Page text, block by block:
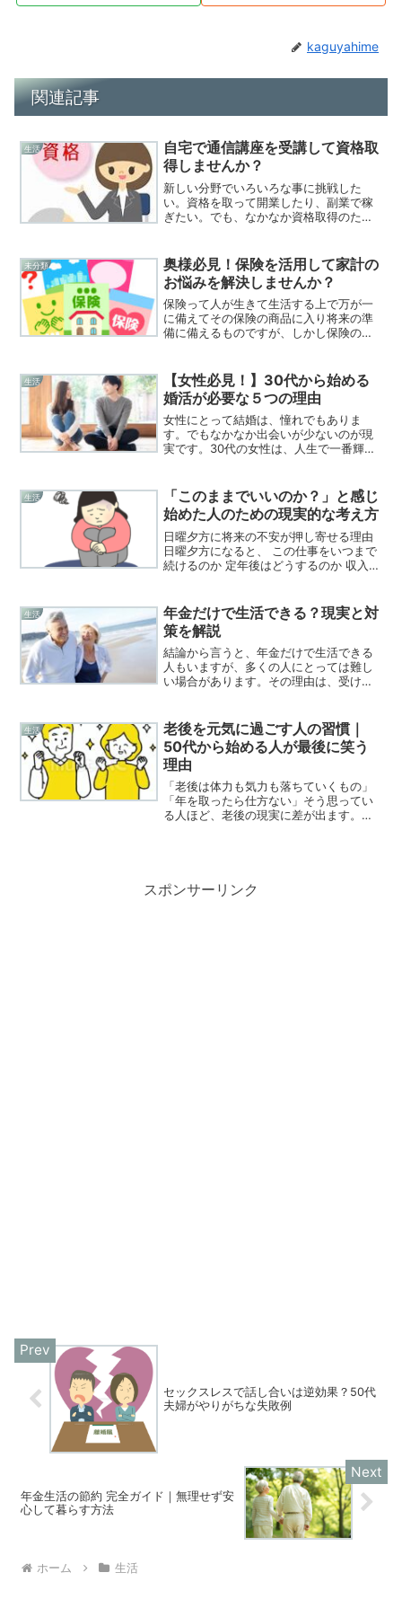
kaguyahime
関連記事
生活
自宅で通信講座を受講して資格取
得しませんか？
新しい分野でいろいろな事に挑戦した
い。資格を取って開業したり、副業で稼
ぎたい。でも、なかなか資格取得のため
はありませんか？自宅で通信講座を受講
して資格取得しませんか？全...
未分類
奥様必見！保険を活用して家計の
お悩みを解決しませんか？
保険って人が生きて生活する上で万が一
に備えてその保険の商品に入り将来の準
備に備えるものですが、しかし保険の掛
計に負担の少なくなる方法があるんで
す。このサイトでは奥様が家...
生活
【女性必見！】30代から始める
婚活が必要な５つの理由
女性にとって結婚は、憧れでもありま
す。でもなかなか出会いが少ないのが現
実です。30代の女性は、人生で一番輝い
い切って婚活をお勧めします。30代から
始める婚活が必要な５つ...
生活
「このままでいいのか？」と感じ
始めた人のための現実的な考え方
日曜夕方に将来の不安が押し寄せる理由
日曜夕方になると、 この仕事をいつまで
続けるのか 定年後はどうするのか 収入は
生を真剣に考え始めた証拠 です。変化を
考える＝すぐ辞め...
生活
年金だけで生活できる？現実と対
策を解説
結論から言うと、年金だけで生活できる
人もいますが、多くの人にとっては難し
い場合があります。その理由は、受け取
うな条件に当てはまる場合は、年金だけ
でも生活しやすくなります...
生活
老後を元気に過ごす人の習慣｜
50代から始める人が最後に笑う
理由
「老後は体力も気力も落ちていくもの」
「年を取ったら仕方ない」そう思ってい
る人ほど、老後の現実に差が出ます。実
スポンサーリンク
セックスレスで話し合いは逆効果？50代
夫婦がやりがちな失敗例
年金生活の節約 完全ガイド｜無理せず安
心して暮らす方法
ホーム 生活